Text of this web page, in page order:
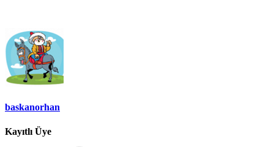
baskanorhan
Kayıtlı Üye